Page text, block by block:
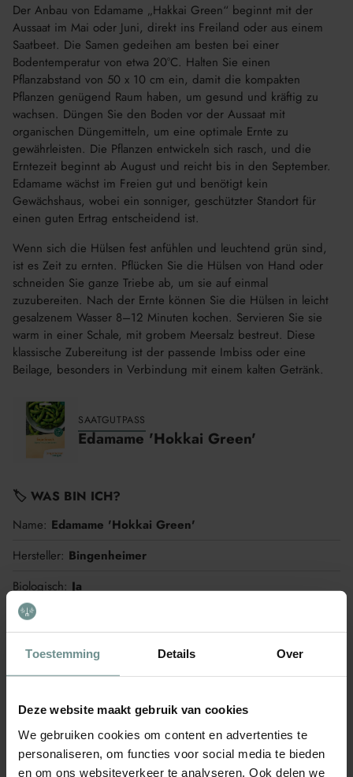
Toestemming Details Over
Deze website maakt gebruik van cookies
We gebruiken cookies om content en advertenties te
personaliseren, om functies voor social media te bieden
en om ons websiteverkeer te analyseren. Ook delen we
Der Anbau von Edamame „Hakkai Green“ beginnt mit der
Aussaat im Mai oder Juni, direkt ins Freiland oder aus einem
Saatbeet. Die Samen gedeihen am besten bei einer
Bodentemperatur von etwa 20°C. Halten Sie einen
Pflanzabstand von 50 x 10 cm ein, damit die kompakten
Pflanzen genügend Raum haben, um gesund und kräftig zu
wachsen. Düngen Sie den Boden vor der Aussaat mit
organischen Düngemitteln, um eine optimale Ernte zu
gewährleisten. Die Pflanzen entwickeln sich rasch, und die
Erntezeit beginnt ab August und reicht bis in den September.
Edamame wächst im Freien gut und benötigt kein
Gewächshaus, wobei ein sonniger, geschützter Standort für
einen guten Ertrag entscheidend ist.
Wenn sich die Hülsen fest anfühlen und leuchtend grün sind,
ist es Zeit zu ernten. Pflücken Sie die Hülsen von Hand oder
schneiden Sie ganze Triebe ab, um sie auf einmal
zuzubereiten. Nach der Ernte können Sie die Hülsen in leicht
gesalzenem Wasser 8–12 Minuten kochen. Servieren Sie sie
warm in einer Schale, mit grobem Meersalz bestreut. Diese
klassische Zubereitung ist der passende Imbiss oder eine
Beilage, besonders in Verbindung mit einem kalten Getränk.
SAATGUTPASS
Edamame 'Hokkai Green'
🏷️ WAS BIN ICH?
Name: Edamame 'Hokkai Green'
Hersteller: Bingenheimer
Biologisch:Ja
Pflanzenfamilie:
🪴 WIE WACHSE ICH?
Düngung:Durchschnittlich
Wasserbedarf: Durchschnittlich